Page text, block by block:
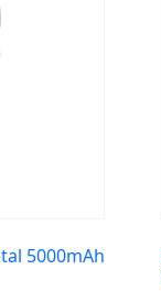
5000mAh